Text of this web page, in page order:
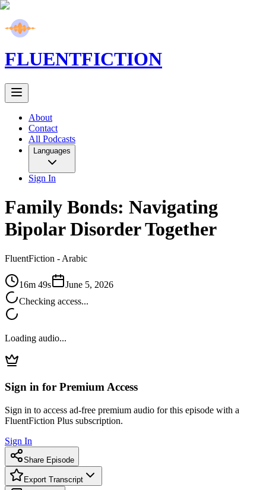
FLUENTFICTION
About
Contact
All Podcasts
Languages
Sign In
Family Bonds: Navigating
Bipolar Disorder Together
FluentFiction - Arabic
16m 49s
June 5, 2026
Checking access...
Loading audio...
Sign in for Premium Access
Sign in to access ad-free premium audio for this episode with a
FluentFiction Plus subscription.
Sign In
Share Episode
Export Transcript